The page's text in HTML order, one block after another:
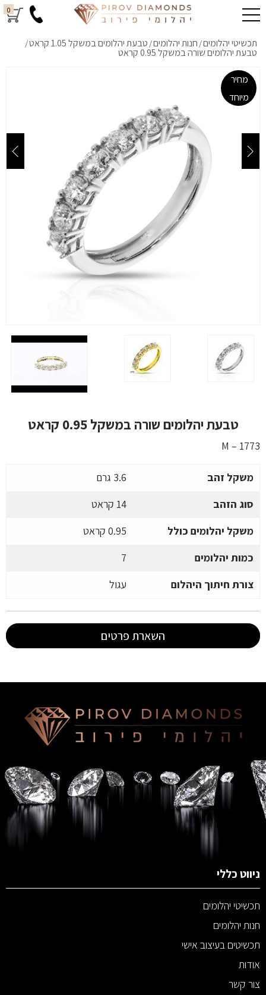
0
תכשיטי יהלומים/ חנות יהלומים/ טבעת יהלומים במשקל 1.05 קראט /
טבעת יהלומים שורה במשקל 0.95 קראט
מחיר
מיוחד
טבעת יהלומים שורה במשקל 0.95 קראט
M – 1773
משקל זהב
3.6 גרם
סוג הזהב
14 קראט
משקל יהלומים כולל
0.95 קראט
כמות יהלומים
7
צורת חיתוך היהלום
עגול
השארת פרטים
ניווט כללי
תכשיטי יהלומים
חנות יהלומים
תכשיטים בעיצוב אישי
אודות
צור קשר